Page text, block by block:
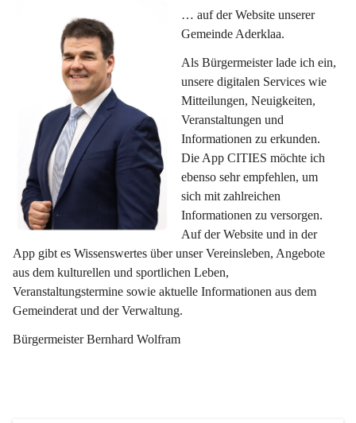
… auf der Website unserer
Gemeinde Aderklaa.
Als Bürgermeister lade ich ein,
unsere digitalen Services wie
Mitteilungen, Neuigkeiten,
Veranstaltungen und
Informationen zu erkunden.
Die App CITIES möchte ich
ebenso sehr empfehlen, um
sich mit zahlreichen
Informationen zu versorgen.
Auf der Website und in der
App gibt es Wissenswertes über unser Vereinsleben, Angebote
aus dem kulturellen und sportlichen Leben,
Veranstaltungstermine sowie aktuelle Informationen aus dem
Gemeinderat und der Verwaltung.
Bürgermeister Bernhard Wolfram